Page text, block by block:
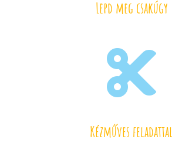
Lepd meg csakúgy

Kézműves feladattal